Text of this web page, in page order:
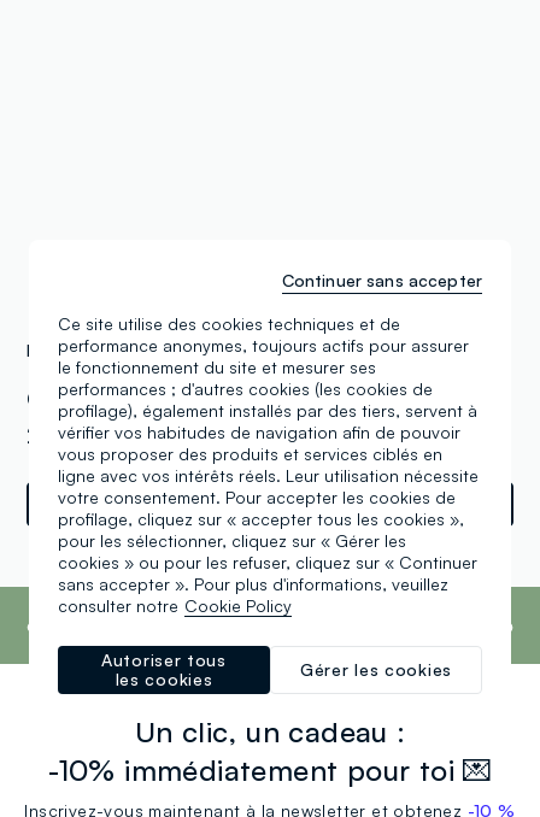
Les Magasins OVS Estonia
OVS Tahesaju Baby City Kids Tahesaju Str.
25, Tallinn (XX)
Indications
Powered byRetailTune
footer.ariatitlePour la troisième année consécutive, le Groupe
Transparency Index 2023.En savoir plus
Un clic, un cadeau :
-10% immédiatement pour toi 💌
Inscrivez-vous maintenant à la newsletter et obtenez -10 %
Ce site utilise des cookies techniques et de
performance anonymes, toujours actifs pour assurer
le fonctionnement du site et mesurer ses
performances ; d'autres cookies (les cookies de
profilage), également installés par des tiers, servent à
vérifier vos habitudes de navigation afin de pouvoir
vous proposer des produits et services ciblés en
ligne avec vos intérêts réels. Leur utilisation nécessite
votre consentement. Pour accepter les cookies de
profilage, cliquez sur « accepter tous les cookies »,
pour les sélectionner, cliquez sur « Gérer les
cookies » ou pour les refuser, cliquez sur « Continuer
sans accepter ». Pour plus d'informations, veuillez
consulter notre Cookie Policy
Gérer les cookies
Autoriser tous
les cookies
Continuer sans accepter